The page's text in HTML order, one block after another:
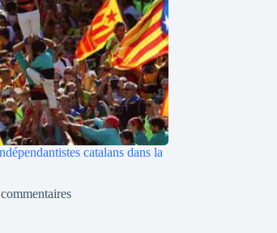
catalans dans la